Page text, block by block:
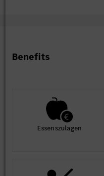
Benefits
Essens­zulagen